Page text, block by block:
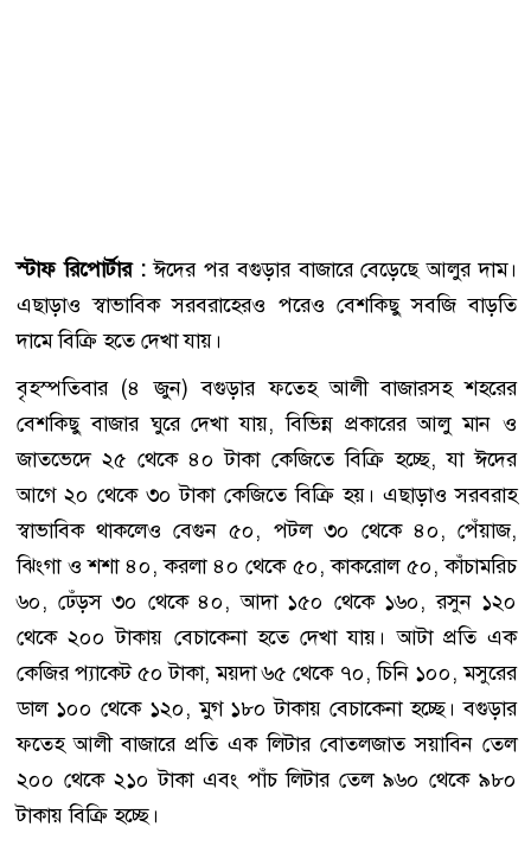
স্টাফ রিপোর্টার :ঈদের পর বগুড়ার বাজারে বেড়েছে আলুর দাম।
এছাড়াও স্বাভাবিক সরবরাহেরও পরেও বেশকিছু সবজি বাড়তি
দামে বিক্রি হতে দেখা যায়।
বৃহস্পতিবার (৪ জুন) বগুড়ার ফতেহ আলী বাজারসহ শহরের
বেশকিছু বাজার ঘুরে দেখা যায়, বিভিন্ন প্রকারের আলু মান ও
জাতভেদে ২৫ থেকে ৪০ টাকা কেজিতে বিক্রি হচ্ছে, যা ঈদের
আগে ২০ থেকে ৩০ টাকা কেজিতে বিক্রি হয়। এছাড়াও সরবরাহ
স্বাভাবিক থাকলেও বেগুন ৫০, পটল ৩০ থেকে ৪০, পেঁয়াজ,
ঝিংগা ও শশা ৪০, করলা ৪০ থেকে ৫০, কাকরোল ৫০, কাঁচামরিচ
৬০, ঢেঁড়স ৩০ থেকে ৪০, আদা ১৫০ থেকে ১৬০, রসুন ১২০
থেকে ২০০ টাকায় বেচাকেনা হতে দেখা যায়। আটা প্রতি এক
কেজির প্যাকেট ৫০ টাকা, ময়দা ৬৫ থেকে ৭০, চিনি ১০০, মসুরের
ডাল ১০০ থেকে ১২০, মুগ ১৮০ টাকায় বেচাকেনা হচ্ছে। বগুড়ার
ফতেহ আলী বাজারে প্রতি এক লিটার বোতলজাত সয়াবিন তেল
২০০ থেকে ২১০ টাকা এবং পাঁচ লিটার তেল ৯৬০ থেকে ৯৮০
টাকায় বিক্রি হচ্ছে।